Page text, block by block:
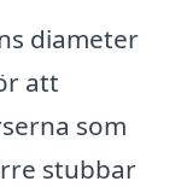
diameter
att
som
stubbar